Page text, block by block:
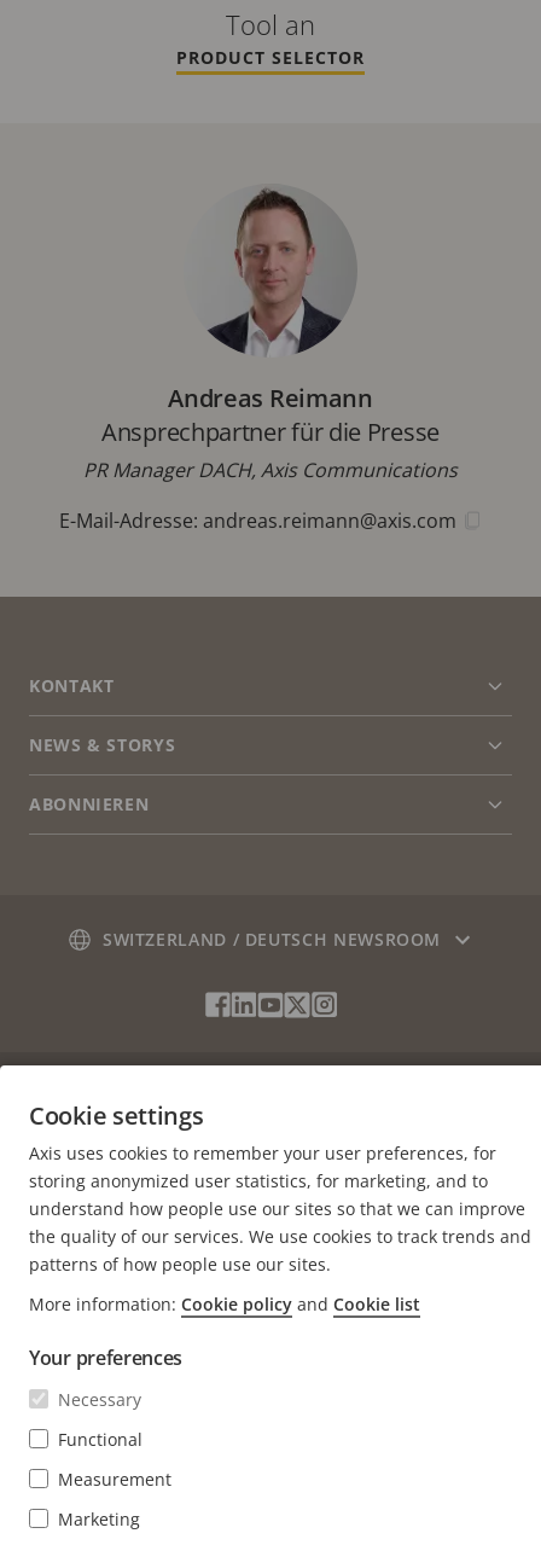
Tool an
PRODUCT SELECTOR
Andreas Reimann
Ansprechpartner für die Presse
PR Manager DACH, Axis Communications
E-Mail-Adresse: andreas.reimann@axis.com
KONTAKT
Kontaktieren Sie uns
NEWS & STORYS
Erfahrungsberichte
ABONNIEREN
Sicherheitsbenachrichtigungen von Axis
SWITZERLAND / DEUTSCH NEWSROOM
Social
Media
Facebook
Linkedin
Youtube
X
Instagram
© 2026 Axis Communications AB. Alle Rechte vorbehalten.
Cookie settings
Axis uses cookies to remember your user preferences, for
storing anonymized user statistics, for marketing, and to
understand how people use our sites so that we can improve
the quality of our services. We use cookies to track trends and
patterns of how people use our sites.
More information: Cookie policy and Cookie list
Your preferences
Necessary
Functional
Measurement
Marketing